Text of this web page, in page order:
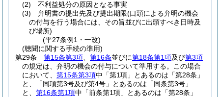
(2)
不利益処分の原因となる事実
(3)
弁明書の提出先及び提出期限(口頭による弁明の機会
の付与を行う場合には、その旨並びに出頭すべき日時及
び場所)
(平27条例1・一改)
(聴聞に関する手続の準用)
第29条
第15条第3項 第16条並びに第18条第1項及び第3項
の規定は、弁明の機会の付与について準用する。
この場合
において、 第15条第3項中「第1項」とあるのは「第28条」
と、「同項第3号及び第4号」とあるのは「同条第3号」
と、 第16条第1項中「前条第1項」とあるのは「第28条」